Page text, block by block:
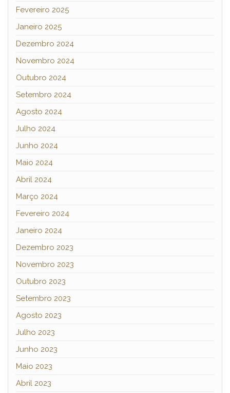
Fevereiro 2025
Janeiro 2025
Dezembro 2024
Novembro 2024
Outubro 2024
Setembro 2024
Agosto 2024
Julho 2024
Junho 2024
Maio 2024
Abril 2024
Março 2024
Fevereiro 2024
Janeiro 2024
Dezembro 2023
Novembro 2023
Outubro 2023
Setembro 2023
Agosto 2023
Julho 2023
Junho 2023
Maio 2023
Abril 2023